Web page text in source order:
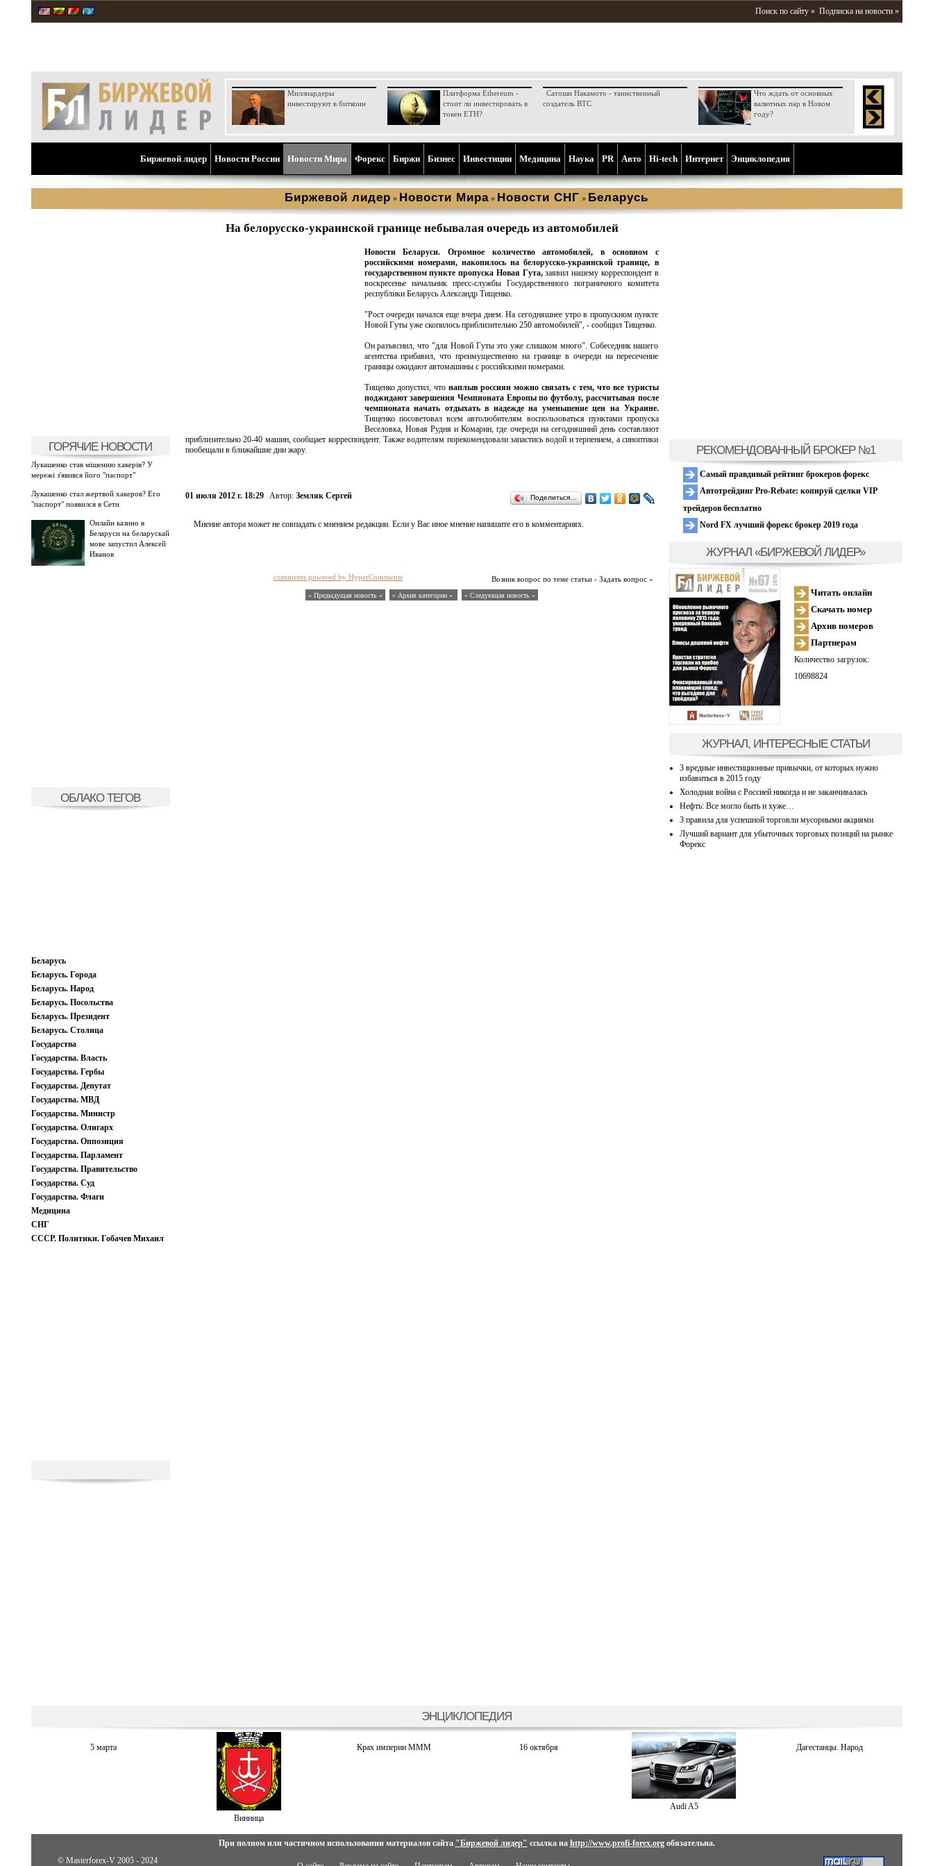
Поиск по сайту » Подписка на новости »
Миллиардеры
инвестируют в биткоин
Платформа Ethereum -
стоит ли инвестировать в
токен ETH?
Сатоши Накамото - таинственный
создатель BTC
Что ждать от основных
валютных пар в Новом
году?
Биржевой лидер Новости России Новости Мира Форекс Биржи Бизнес Инвестиции Медицина Наука PR Aвто Hi-tech Интернет Энциклопедия
Биржевой лидер » Новости Мира » Новости СНГ » Беларусь
ГОРЯЧИЕ НОВОСТИ
Лукашенко став мішенню хакерів? У
мережі з'явився його "паспорт"
Лукашенко стал жертвой хакеров? Его
"паспорт" появился в Сети
Онлайн казино в
Беларуси на беларускай
мове запустил Алексей
Иванов
ОБЛАКО ТЕГОВ
Беларусь
Беларусь. Города
Беларусь. Народ
Беларусь. Посольства
Беларусь. Президент
Беларусь. Столица
Государства
Государства. Власть
Государства. Гербы
Государства. Депутат
Государства. МВД
Государства. Министр
Государства. Олигарх
Государства. Оппозиция
Государства. Парламент
Государства. Правительство
Государства. Суд
Государства. Флаги
Медицина
СНГ
СССР. Политики. Гобачев Михаил
На белорусско-украинской границе небывалая очередь из автомобилей
Новости Беларуси.
Огромное количество автомобилей, в основном с
российскими номерами, накопилось на белорусско-украинской границе, в
государственном пункте пропуска Новая Гута,заявил нашему корреспондент в
воскресенье начальник пресс-службы Государственного пограничного комитета
республики Беларусь Александр Тищенко.
"Рост очереди начался еще вчера днем. На сегодняшнее утро в пропускном пункте
Новой Гуты уже скопилось приблизительно 250 автомобилей", - сообщил Тищенко.
Он разъяснил, что "для Новой Гуты это уже слишком много". Собеседник нашего
агентства прибавил, что преимущественно на границе в очереди на пересечение
границы ожидают автомашины с российскими номерами.
Тищенко допустил, чтонаплыв россиян можно связать с тем, что все туристы
поджидают завершения Чемпионата Европы по футболу, рассчитывая после
чемпионата начать отдыхать в надежде на уменьшение цен на Украине.
Тищенко посоветовал всем автолюбителям воспользоваться пунктами пропуска
Веселовка, Новая Рудня и Комарин, где очереди на сегодняшний день составляют
приблизительно 20-40 машин, сообщает корреспондент. Также водителям порекомендовали запастись водой и терпением, а синоптики
пообещали в ближайшие дни жару.
01 июля 2012 г. 18:29 Автор: Земляк Сергей Поделиться…
Мнение автора может не совпадать с мнением редакции. Если у Вас иное мнение напишите его в комментариях.
Возник вопрос по теме статьи - Задать вопрос »
comments powered by HyperComments
« Предыдущая новость « » Архив категории « » Следующая новость »
РЕКОМЕНДОВАННЫЙ БРОКЕР №1
Самый правдивый рейтинг брокеров форекс
Автотрейдинг Pro-Rebate: копируй сделки VIP
трейдеров бесплатно
Nord FX лучший форекс брокер 2019 года
ЖУРНАЛ «БИРЖЕВОЙ ЛИДЕР»
Читать онлайн
Скачать номер
Архив номеров
Партнерам
Количество загрузок:
10698824
ЖУРНАЛ, ИНТЕРЕСНЫЕ СТАТЬИ
3 вредные инвестиционные привычки, от которых нужно
избавиться в 2015 году
Холодная война с Россией никогда и не заканчивалась
Нефть: Все могло быть и хуже…
3 правила для успешной торговли мусорными акциями
Лучший вариант для убыточных торговых позиций на рынке
Форекс
ЭНЦИКЛОПЕДИЯ
5 марта
Винница
Крах империи МММ 16 октября
Audi A5
Дагестанцы. Народ
При полном или частичном использовании материалов сайта "Биржевой лидер" ссылка на http://www.profi-forex.orgобязательна.
© Masterforex-V 2005 - 2024